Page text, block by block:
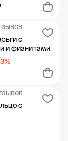
в корзину
с
и фианитами
в корзину
с